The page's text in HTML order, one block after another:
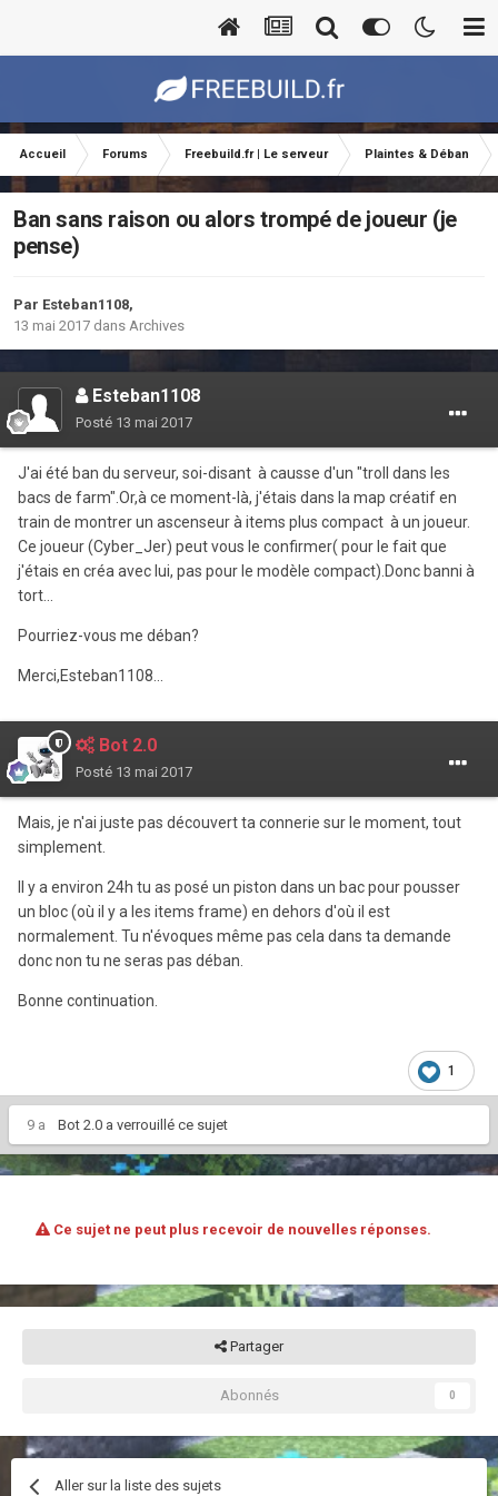
Accueil Forums Freebuild.fr | Le serveur Plaintes & Déban
Ban sans raison ou alors trompé de joueur (je
pense)
Par Esteban1108,
13 mai 2017 dans Archives
Esteban1108
Posté 13 mai 2017
J'ai été ban du serveur, soi-disant à causse d'un "troll dans les
bacs de farm".Or,à ce moment-là, j'étais dans la map créatif en
train de montrer un ascenseur à items plus compact à un joueur.
Ce joueur (Cyber_Jer) peut vous le confirmer( pour le fait que
j'étais en créa avec lui, pas pour le modèle compact).Donc banni à
tort...
Pourriez-vous me déban?
Merci,Esteban1108...
Bot 2.0
Posté 13 mai 2017
Mais, je n'ai juste pas découvert ta connerie sur le moment, tout
simplement.
Il y a environ 24h tu as posé un piston dans un bac pour pousser
un bloc (où il y a les items frame) en dehors d'où il est
normalement. Tu n'évoques même pas cela dans ta demande
donc non tu ne seras pas déban.
Bonne continuation.
1
9 a Bot 2.0 a verrouillé ce sujet
Ce sujet ne peut plus recevoir de nouvelles réponses.
Partager
Abonnés 0
Aller sur la liste des sujets